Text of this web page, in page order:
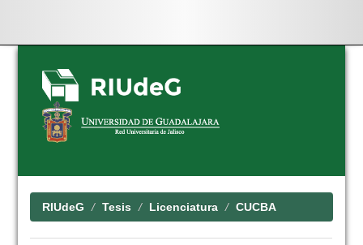
Skip
navigation
RIUdeG Tesis Licenciatura CUCBA